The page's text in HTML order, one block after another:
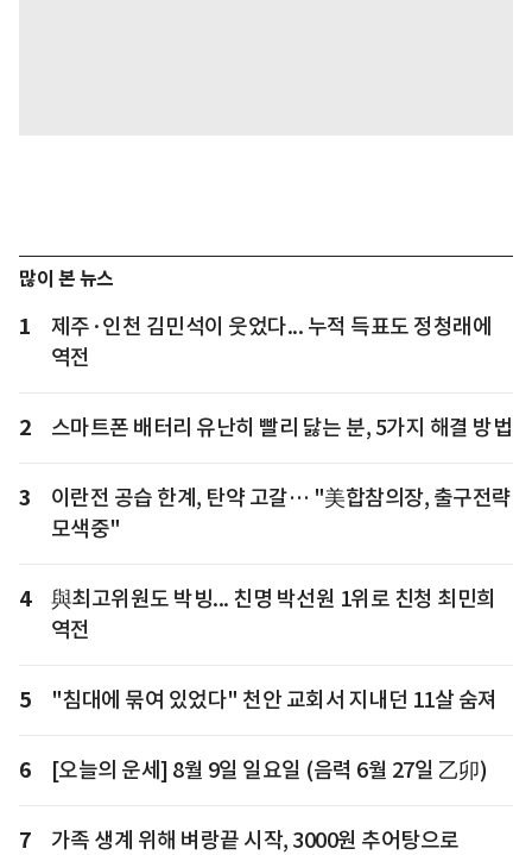
많이 본 뉴스
1
제주·인천 김민석이 웃었다... 누적 득표도 정청래에
역전
2 스마트폰 배터리 유난히 빨리 닳는 분, 5가지 해결 방법
3
이란전 공습 한계, 탄약 고갈… "美합참의장, 출구전략
모색중"
4
與최고위원도 박빙... 친명 박선원 1위로 친청 최민희
역전
5 "침대에 묶여 있었다" 천안 교회서 지내던 11살 숨져
6 [오늘의 운세] 8월 9일 일요일 (음력 6월 27일 乙卯)
7
가족 생계 위해 벼랑끝 시작, 3000원 추어탕으로